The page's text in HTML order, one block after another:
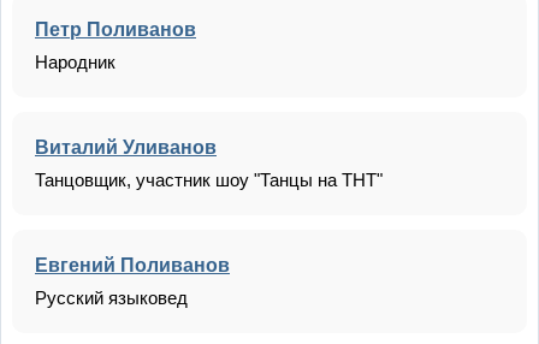
Петр Поливанов
Народник
Виталий Уливанов
Танцовщик, участник шоу "Танцы на ТНТ"
Евгений Поливанов
Русский языковед